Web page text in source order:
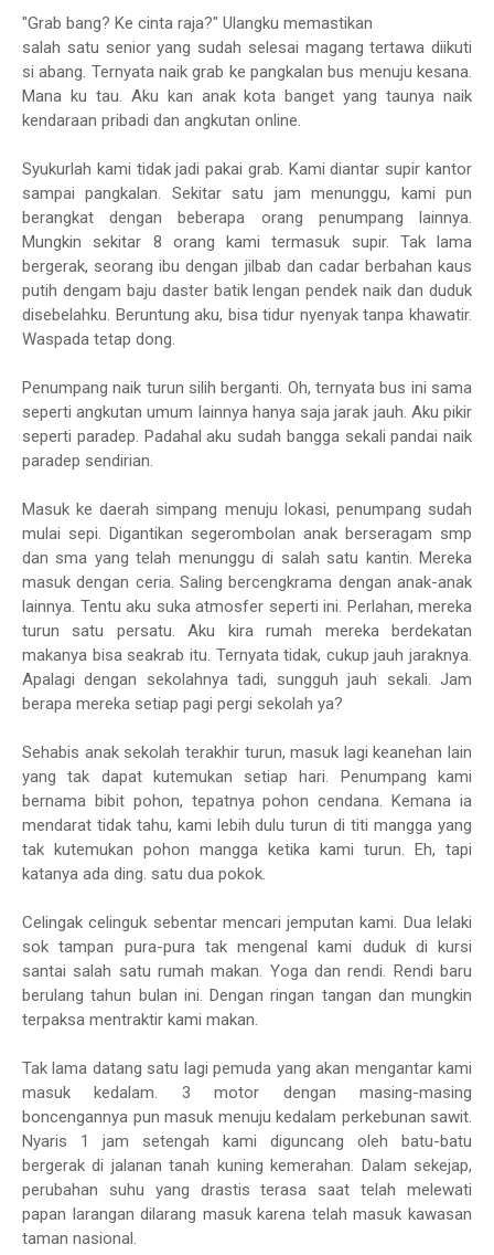
"Grab bang? Ke cinta raja?" Ulangku memastikan
salah satu senior yang sudah selesai magang tertawa diikuti
si abang. Ternyata naik grab ke pangkalan bus menuju kesana.
Mana ku tau. Aku kan anak kota banget yang taunya naik
kendaraan pribadi dan angkutan online.
Syukurlah kami tidak jadi pakai grab. Kami diantar supir kantor
sampai pangkalan. Sekitar satu jam menunggu, kami pun
berangkat dengan beberapa orang penumpang lainnya.
Mungkin sekitar 8 orang kami termasuk supir. Tak lama
bergerak, seorang ibu dengan jilbab dan cadar berbahan kaus
putih dengam baju daster batik lengan pendek naik dan duduk
disebelahku. Beruntung aku, bisa tidur nyenyak tanpa khawatir.
Waspada tetap dong.
Penumpang naik turun silih berganti. Oh, ternyata bus ini sama
seperti angkutan umum lainnya hanya saja jarak jauh. Aku pikir
seperti paradep. Padahal aku sudah bangga sekali pandai naik
paradep sendirian.
Masuk ke daerah simpang menuju lokasi, penumpang sudah
mulai sepi. Digantikan segerombolan anak berseragam smp
dan sma yang telah menunggu di salah satu kantin. Mereka
masuk dengan ceria. Saling bercengkrama dengan anak-anak
lainnya. Tentu aku suka atmosfer seperti ini. Perlahan, mereka
turun satu persatu. Aku kira rumah mereka berdekatan
makanya bisa seakrab itu. Ternyata tidak, cukup jauh jaraknya.
Apalagi dengan sekolahnya tadi, sungguh jauh sekali. Jam
berapa mereka setiap pagi pergi sekolah ya?
Sehabis anak sekolah terakhir turun, masuk lagi keanehan lain
yang tak dapat kutemukan setiap hari. Penumpang kami
bernama bibit pohon, tepatnya pohon cendana. Kemana ia
mendarat tidak tahu, kami lebih dulu turun di titi mangga yang
tak kutemukan pohon mangga ketika kami turun. Eh, tapi
katanya ada ding. satu dua pokok.
Celingak celinguk sebentar mencari jemputan kami. Dua lelaki
sok tampan pura-pura tak mengenal kami duduk di kursi
santai salah satu rumah makan. Yoga dan rendi. Rendi baru
berulang tahun bulan ini. Dengan ringan tangan dan mungkin
terpaksa mentraktir kami makan.
Tak lama datang satu lagi pemuda yang akan mengantar kami
masuk kedalam. 3 motor dengan masing-masing
boncengannya pun masuk menuju kedalam perkebunan sawit.
Nyaris 1 jam setengah kami diguncang oleh batu-batu
bergerak di jalanan tanah kuning kemerahan. Dalam sekejap,
perubahan suhu yang drastis terasa saat telah melewati
papan larangan dilarang masuk karena telah masuk kawasan
taman nasional.